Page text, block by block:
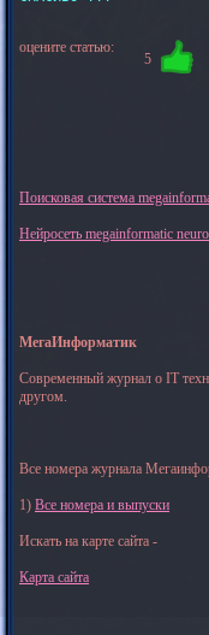
оцените статью:
5
Поисковая система
Нейросеть megainformatic
МегаИнформатик
Современный журнал о IT
другом.
Все номера журнала
1) Все номера и выпуски
Искать на карте сайта -
Карта сайта